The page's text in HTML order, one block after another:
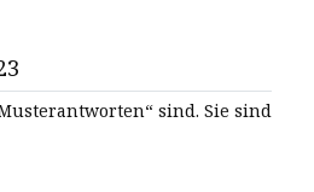
sind. Sie sind